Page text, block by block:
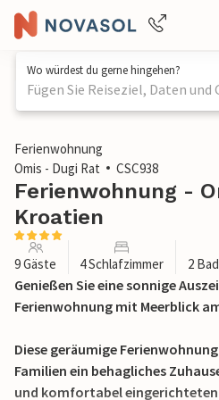
Wo würdest du gerne hingehen?
Fügen Sie Reiseziel, Daten und
1 / 27
Ferienwohnung
Omis - Dugi Rat
CSC938
Ferienwohnung -
Kroatien
9 Gäste 4 Schlafzimmer 2
Genießen Sie eine sonnige
Ferienwohnung mit Meerblick
Diese geräumige
Familien ein behagliches
und komfortabel eingerichteten